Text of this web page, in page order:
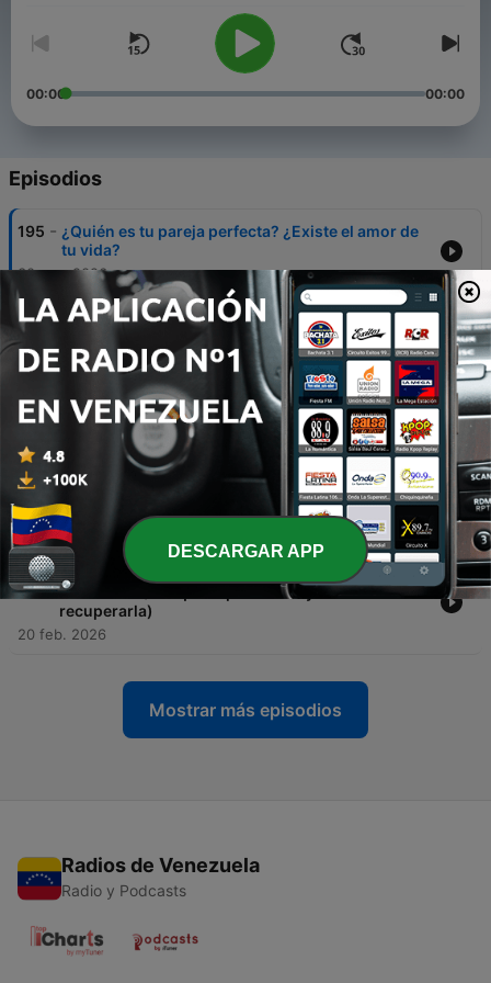
00:00 00:00
Episodios
195 - ¿Quién es tu pareja perfecta? ¿Existe el amor de
tu vida?
30 mar. 2026
194 - Cómo evitar caer en una infidelidad (y por qué
hay personas que las viven una y otra vez)
19 mar. 2026
193 -
Por qué siempre atraemos el mismo tipo de
relaciones (Y cómo romper ese ciclo)
02 mar. 2026
192 - La ciencia del deseo: Los secretos que elevan la
chispa en una relación
25 feb. 2026
191 - El secreto de la atracción y el interés en nuestras
relaciones (Por qué la perdemos y cómo
recuperarla)
20 feb. 2026
Mostrar más episodios
Radios de Venezuela
Radio y Podcasts
DESCARGAR APP